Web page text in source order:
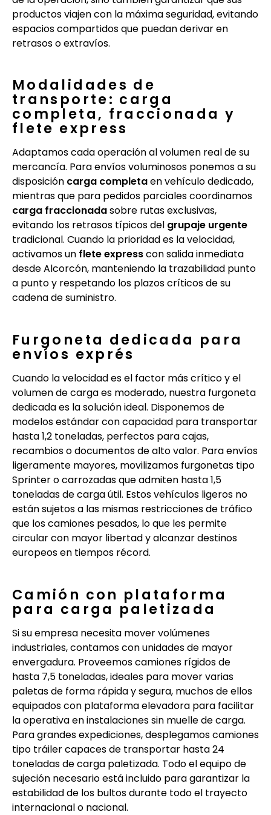
productos viajen con la máxima seguridad, evitando
espacios compartidos que puedan derivar en
retrasos o extravíos.
Modalidades de
transporte: carga
completa, fraccionada y
flete express
Adaptamos cada operación al volumen real de su
mercancía. Para envíos voluminosos ponemos a su
disposición carga completaen vehículo dedicado,
mientras que para pedidos parciales coordinamos
carga fraccionadasobre rutas exclusivas,
evitando los retrasos típicos del grupaje urgente
tradicional. Cuando la prioridad es la velocidad,
activamos un flete expresscon salida inmediata
desde Alcorcón, manteniendo la trazabilidad punto
a punto y respetando los plazos críticos de su
cadena de suministro.
Furgoneta dedicada para
envíos exprés
Cuando la velocidad es el factor más crítico y el
volumen de carga es moderado, nuestra furgoneta
dedicada es la solución ideal. Disponemos de
modelos estándar con capacidad para transportar
hasta 1,2 toneladas, perfectos para cajas,
recambios o documentos de alto valor. Para envíos
ligeramente mayores, movilizamos furgonetas tipo
Sprinter o carrozadas que admiten hasta 1,5
toneladas de carga útil. Estos vehículos ligeros no
están sujetos a las mismas restricciones de tráfico
que los camiones pesados, lo que les permite
circular con mayor libertad y alcanzar destinos
europeos en tiempos récord.
Camión con plataforma
para carga paletizada
Si su empresa necesita mover volúmenes
industriales, contamos con unidades de mayor
envergadura. Proveemos camiones rígidos de
hasta 7,5 toneladas, ideales para mover varias
paletas de forma rápida y segura, muchos de ellos
equipados con plataforma elevadora para facilitar
la operativa en instalaciones sin muelle de carga.
Para grandes expediciones, desplegamos camiones
tipo tráiler capaces de transportar hasta 24
toneladas de carga paletizada. Todo el equipo de
sujeción necesario está incluido para garantizar la
estabilidad de los bultos durante todo el trayecto
internacional o nacional.